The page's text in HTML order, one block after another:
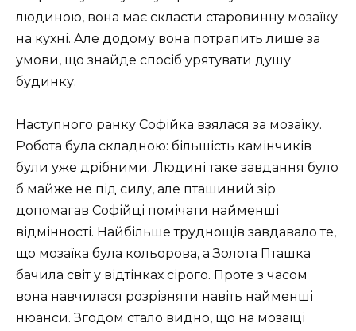
людиною, вона має скласти старовинну мозаїку
на кухні. Але додому вона потрапить лише за
умови, що знайде спосіб урятувати душу
будинку.
Наступного ранку Софійка взялася за мозаїку.
Робота була складною: більшість камінчиків
були уже дрібними. Людині таке завдання було
б майже не під силу, але пташиний зір
допомагав Софійці помічати найменші
відмінності. Найбільше труднощів завдавало те,
що мозаїка була кольорова, а Золота Пташка
бачила світ у відтінках сірого. Проте з часом
вона навчилася розрізняти навіть найменші
нюанси. Згодом стало видно, що на мозаїці